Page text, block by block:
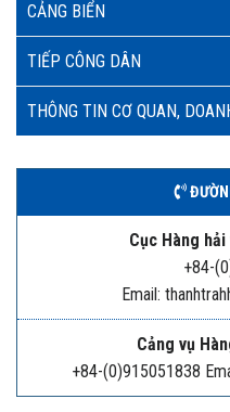
CẢNG BIỂN
TIẾP CÔNG DÂN
THÔNG TIN CƠ QUAN,
Cục Hàng
+84-
Email:
Cảng vụ
+84-(0)915051838